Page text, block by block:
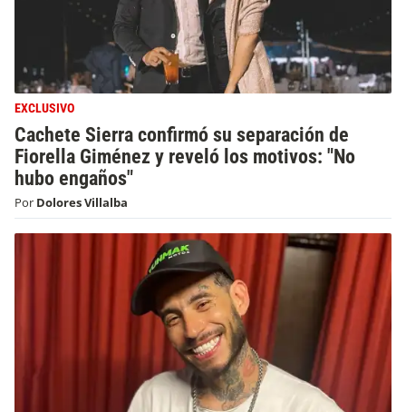
EXCLUSIVO
Cachete Sierra confirmó su separación de
Fiorella Giménez y reveló los motivos: "No
hubo engaños"
Por Dolores Villalba